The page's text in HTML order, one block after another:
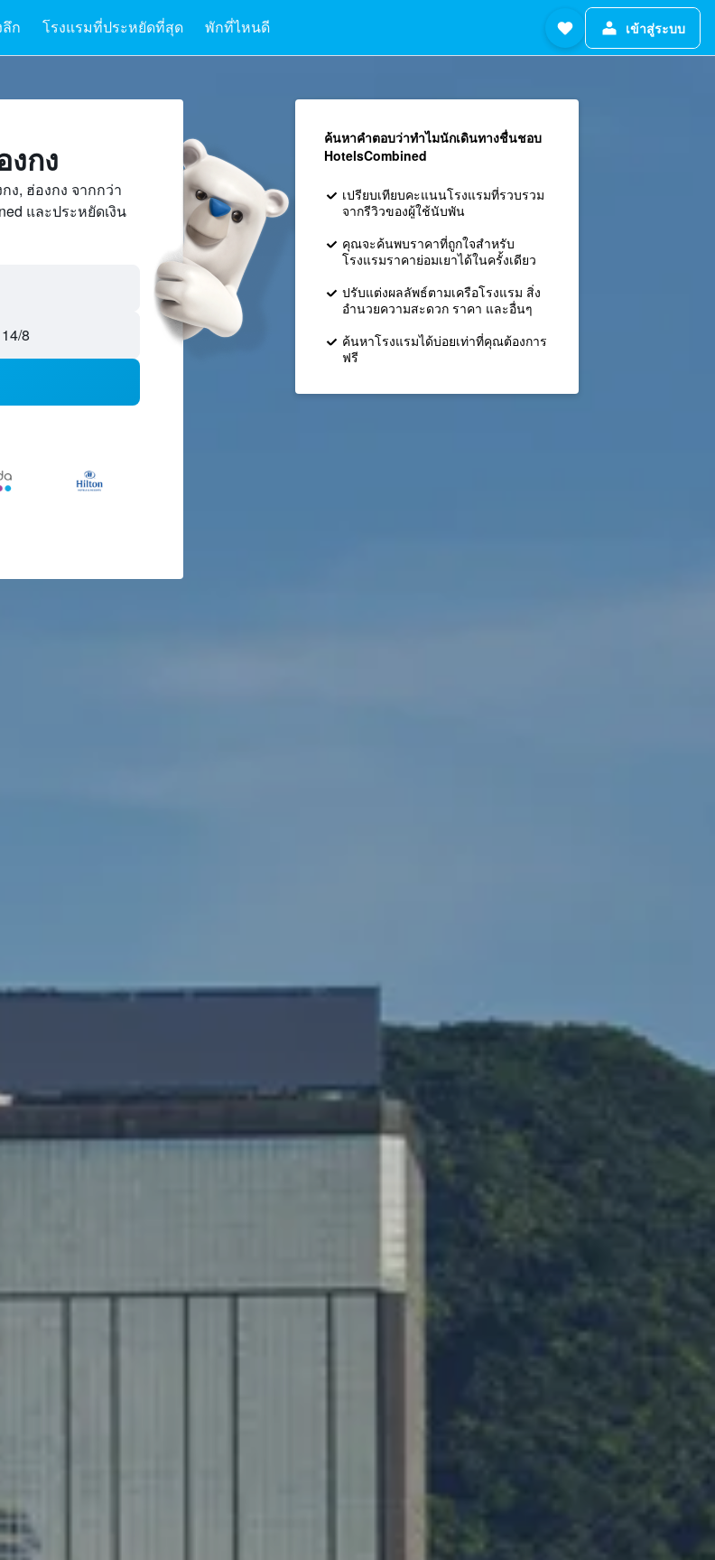
ก โรงแรมที่ประหยัดที่สุด พักที่ไหนดี เข้าสู่ระบบ
กง
ง, ฮ่องกง จากกว่า
และประหยัดเงิน
8
ค้นหาคำตอบว่าทำไมนักเดินทางชื่นชอบ
HotelsCombined
เปรียบเทียบคะแนนโรงแรมที่รวบรวม
จากรีวิวของผู้ใช้นับพัน
คุณจะค้นพบราคาที่ถูกใจสำหรับ
โรงแรมราคาย่อมเยาได้ในครั้งเดียว
ปรับแต่งผลลัพธ์ตามเครือโรงแรม สิ่ง
อำนวยความสะดวก ราคา และอื่นๆ
ค้นหาโรงแรมได้บ่อยเท่าที่คุณต้องการ
ฟรี